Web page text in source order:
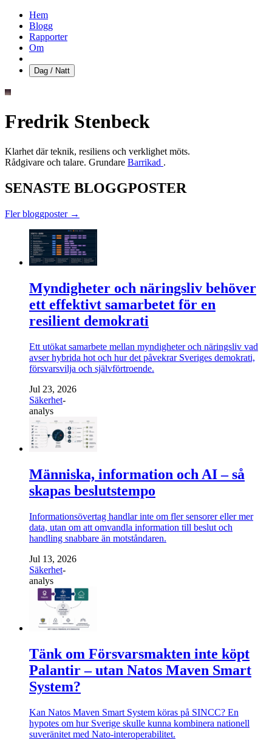
Hem
Blogg
Rapporter
Om
Dag / Natt
Fredrik Stenbeck
Klarhet där teknik, resiliens och verklighet möts.
Rådgivare och talare. Grundare Barrikad .
SENASTE BLOGGPOSTER
Fler bloggposter →
Myndigheter och näringsliv behöver
ett effektivt samarbetet för en
resilient demokrati
Ett utökat samarbete mellan myndigheter och näringsliv vad
avser hybrida hot och hur det påvekrar Sveriges demokrati,
försvarsvilja och självförtroende.
Jul 23, 2026
Säkerhet-
analys
Människa, information och AI – så
skapas beslutstempo
Informationsövertag handlar inte om fler sensorer eller mer
data, utan om att omvandla information till beslut och
handling snabbare än motståndaren.
Jul 13, 2026
Säkerhet-
analys
Tänk om Försvarsmakten inte köpt
Palantir – utan Natos Maven Smart
System?
Kan Natos Maven Smart System köras på SINCC? En
hypotes om hur Sverige skulle kunna kombinera nationell
suveränitet med Nato-interoperabilitet.